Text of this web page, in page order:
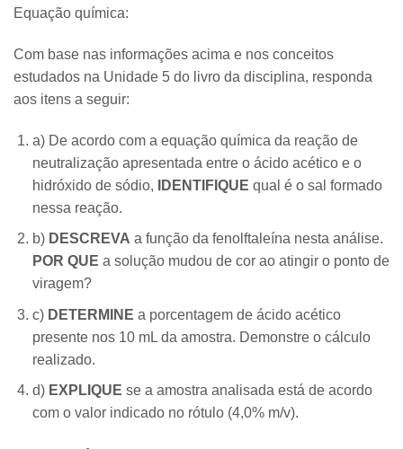
Equação química:
Com base nas informações acima e nos conceitos
estudados na Unidade 5 do livro da disciplina, responda
aos itens a seguir:
a) De acordo com a equação química da reação de
neutralização apresentada entre o ácido acético e o
hidróxido de sódio,
IDENTIFIQUE qual é o sal formado
nessa reação.
b) DESCREVA a função da fenolftaleína nesta análise.
POR QUE a solução mudou de cor ao atingir o ponto de
viragem?
c) DETERMINE a porcentagem de ácido acético
presente nos 10 mL da amostra. Demonstre o cálculo
realizado.
d)EXPLIQUE se a amostra analisada está de acordo
com o valor indicado no rótulo (4,0% m/v).